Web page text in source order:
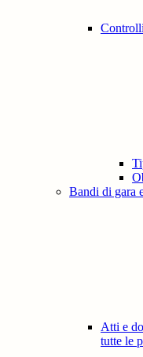
Bandi di gara
Atti e
tutte le